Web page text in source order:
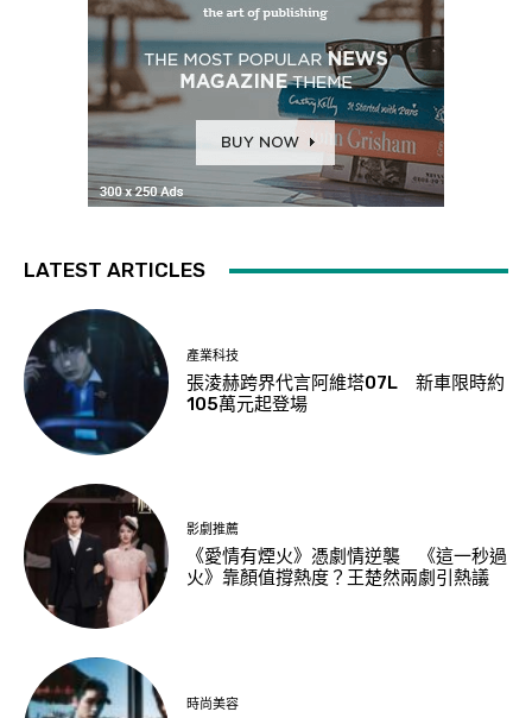
LATEST ARTICLES
產業科技
張淩赫跨界代言阿維塔07L 新車限時約
105萬元起登場
影劇推薦
《愛情有煙火》憑劇情逆襲 《這一秒過
火》靠顏值撐熱度？王楚然兩劇引熱議
時尚美容